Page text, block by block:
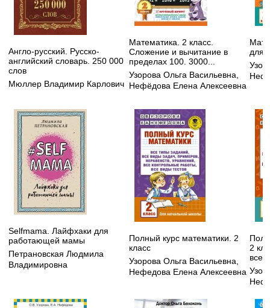
Англо-русский. Русско-
английский словарь. 250 000
слов
Мюллер Владимир Карлович
Математика. 2 класс.
Сложение и вычитание в
пределах 100. 3000...
Узорова Ольга Васильевна
Нефёдова Елена Алексеевна
для
Selfmama. Лайфхаки для
работающей мамы
Петрановская Людмила
Владимировна
Полный курс математики. 2
класс
Узорова Ольга Васильевна
Нефедова Елена Алексеевна
2
все